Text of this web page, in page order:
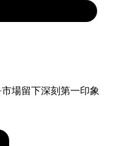
場留下深刻第一印象